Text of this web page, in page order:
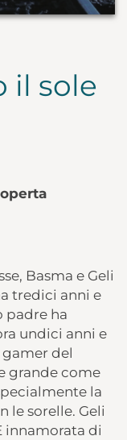
il sole
Basma e Geli
tredici anni e
padre ha
undici anni e
del
grande come
la
le sorelle. Geli
innamorata di